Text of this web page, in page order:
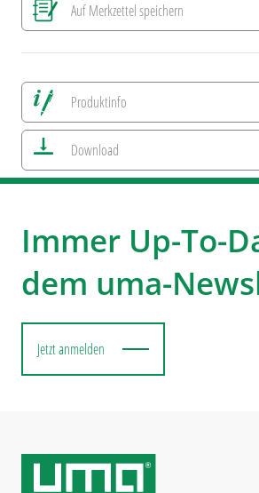
Auf Merkzettel speichern
Produktinfo
Alle Ansichten speichern
Aktuelles Bild speichern
Information Druckposition
Download
ESG-Merkmale und Produktzertifizierungen
Immer Up-To-
dem uma-
Jetzt anmelden